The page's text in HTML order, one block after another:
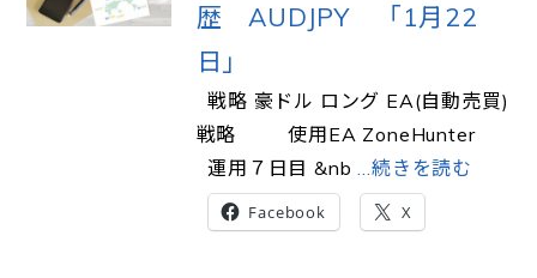
歴 AUDJPY 「1月22
日」
戦略 豪ドル ロング EA(自動売買)
戦略 使用EA ZoneHunter
運用７日目 &nb …続きを読む
Facebook X